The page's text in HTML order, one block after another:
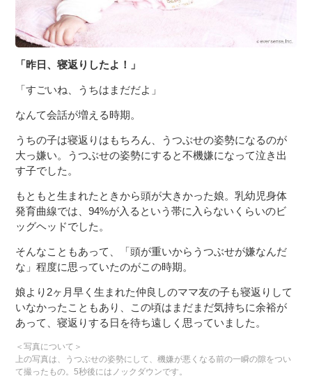
「昨日、寝返りしたよ！」
「すごいね、うちはまだだよ」
なんて会話が増える時期。
うちの子は寝返りはもちろん、うつぶせの姿勢になるのが
大っ嫌い。うつぶせの姿勢にすると不機嫌になって泣き出
す子でした。
もともと生まれたときから頭が大きかった娘。乳幼児身体
発育曲線では、94%が入るという帯に入らないくらいのビ
ッグヘッドでした。
そんなこともあって、「頭が重いからうつぶせが嫌なんだ
な」程度に思っていたのがこの時期。
娘より2ヶ月早く生まれた仲良しのママ友の子も寝返りして
いなかったこともあり、この頃はまだまだ気持ちに余裕が
あって、寝返りする日を待ち遠しく思っていました。
＜写真について＞
上の写真は、うつぶせの姿勢にして、機嫌が悪くなる前の一瞬の隙をつい
て撮ったもの。5秒後にはノックダウンです。